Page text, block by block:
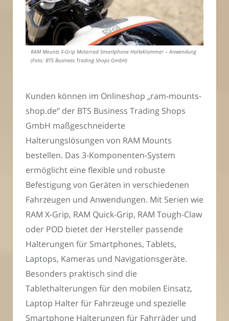
RAM Mounts X-Grip Motorrad Smartphone Halteklammer – Anwendung
(Foto: BTS Business Trading Shops GmbH)
Kunden können im Onlineshop „ram-mounts-
shop.de“ der BTS Business Trading Shops
GmbH maßgeschneiderte
Halterungslösungen von RAM Mounts
bestellen. Das 3-Komponenten-System
ermöglicht eine flexible und robuste
Befestigung von Geräten in verschiedenen
Fahrzeugen und Anwendungen. Mit Serien wie
RAM X-Grip, RAM Quick-Grip, RAM Tough-Claw
oder POD bietet der Hersteller passende
Halterungen für Smartphones, Tablets,
Laptops, Kameras und Navigationsgeräte.
Besonders praktisch sind die
Tablethalterungen für den mobilen Einsatz,
Laptop Halter für Fahrzeuge und spezielle
Smartphone Halterungen für Fahrräder und